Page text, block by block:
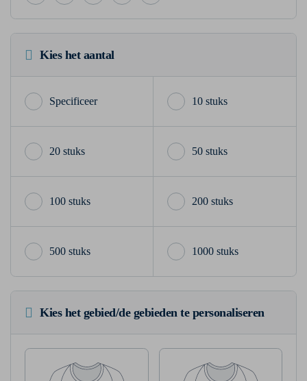
Kies het aantal
10 stuks
20 stuks 50 stuks
100 stuks 200 stuks
500 stuks 1000 stuks
Kies het gebied/de gebieden te personaliseren